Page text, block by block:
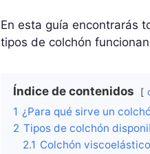
En esta guía encontrarás
tipos de colchón
Índice de contenidos
1 ¿Para qué sirve un
2 Tipos de colchón
2.1 Colchón viscoelástico